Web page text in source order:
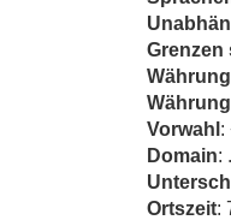
Grenzen
Währung
Vorwahl :
Domain:
Ortszeit: